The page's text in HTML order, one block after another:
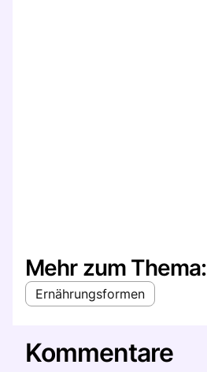
Mehr zum Thema:
Ernährungsformen
Kommentare